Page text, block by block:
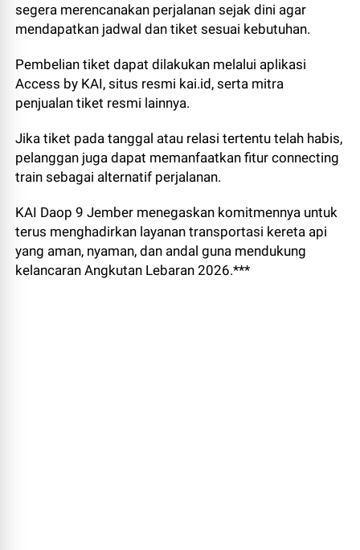
segera merencanakan perjalanan sejak dini agar
mendapatkan jadwal dan tiket sesuai kebutuhan.
Pembelian tiket dapat dilakukan melalui aplikasi
Access by KAI, situs resmi kai.id, serta mitra
penjualan tiket resmi lainnya.
Jika tiket pada tanggal atau relasi tertentu telah habis,
pelanggan juga dapat memanfaatkan fitur connecting
train sebagai alternatif perjalanan.
KAI Daop 9 Jember menegaskan komitmennya untuk
terus menghadirkan layanan transportasi kereta api
yang aman, nyaman, dan andal guna mendukung
kelancaran Angkutan Lebaran 2026.***